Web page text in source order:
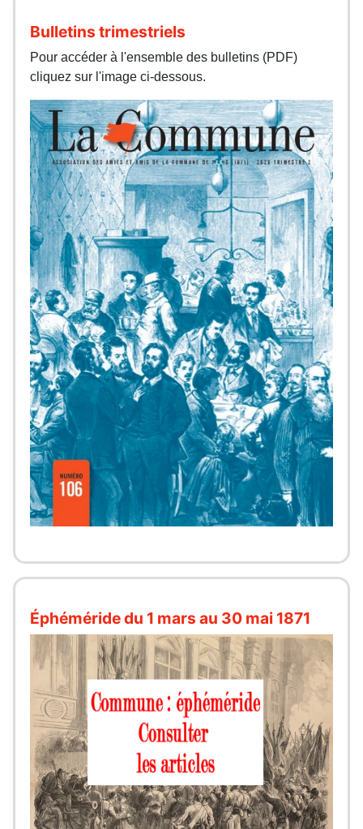
Bulletins trimestriels
Pour accéder à l'ensemble des bulletins (PDF)
cliquez sur l'image ci-dessous.
Éphéméride du 1 mars au 30 mai 1871